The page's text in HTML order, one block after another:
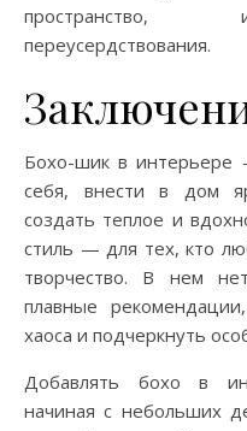
пространство,
переусердствования.
Бохо-шик в интерьере
себя, внести в дом
создать теплое и
стиль — для тех, кто
творчество. В нем
плавные
хаоса и подчеркнуть
Добавлять бохо в
начиная с небольших